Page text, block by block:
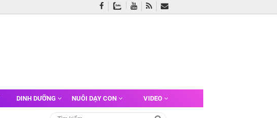
DINH DƯỠNG NUÔI DẠY CON VIDEO